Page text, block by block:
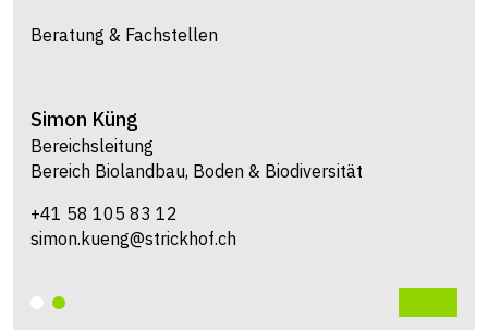
Beratung & Fachstellen
Simon Küng
Bereichsleitung
Bereich Biolandbau, Boden & Biodiversität
+41 58 105 83 12
simon.kueng@strickhof.ch